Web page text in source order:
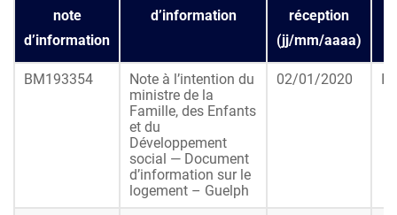
note
d’information
d’information
réception
(jj/mm/aaaa)
BM193354
Note à l’intention du
ministre de la
Famille, des Enfants
et du
Développement
social — Document
d’information sur le
logement – Guelph
02/01/2020